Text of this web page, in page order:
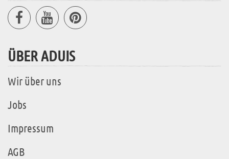
ÜBER ADUIS
Wir über uns
Jobs
Impressum
AGB